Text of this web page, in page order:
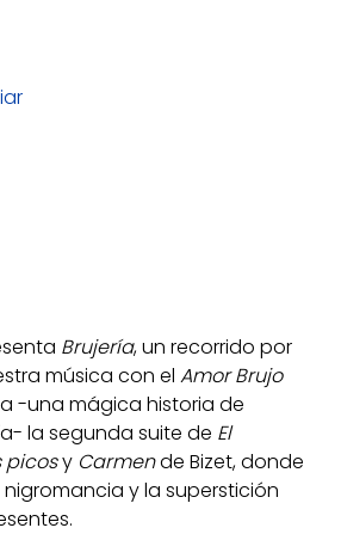
Brujería, un recorrido por
música con el Amor Brujo
-una mágica historia de
la segunda suite de El
picosy Carmende Bizet, donde
y la superstición